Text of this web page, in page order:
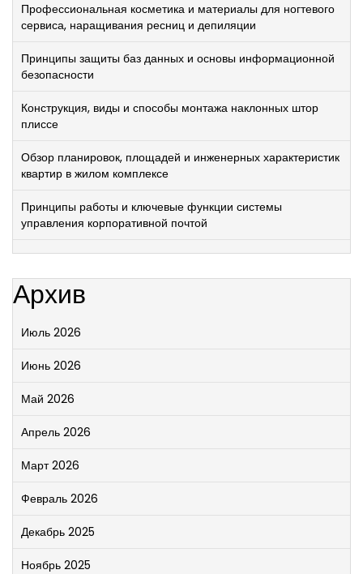
Профессиональная косметика и материалы для ногтевого
сервиса, наращивания ресниц и депиляции
Принципы защиты баз данных и основы информационной
безопасности
Конструкция, виды и способы монтажа наклонных штор
плиссе
Обзор планировок, площадей и инженерных характеристик
квартир в жилом комплексе
Принципы работы и ключевые функции системы
управления корпоративной почтой
Архив
Июль 2026
Июнь 2026
Май 2026
Апрель 2026
Март 2026
Февраль 2026
Декабрь 2025
Ноябрь 2025